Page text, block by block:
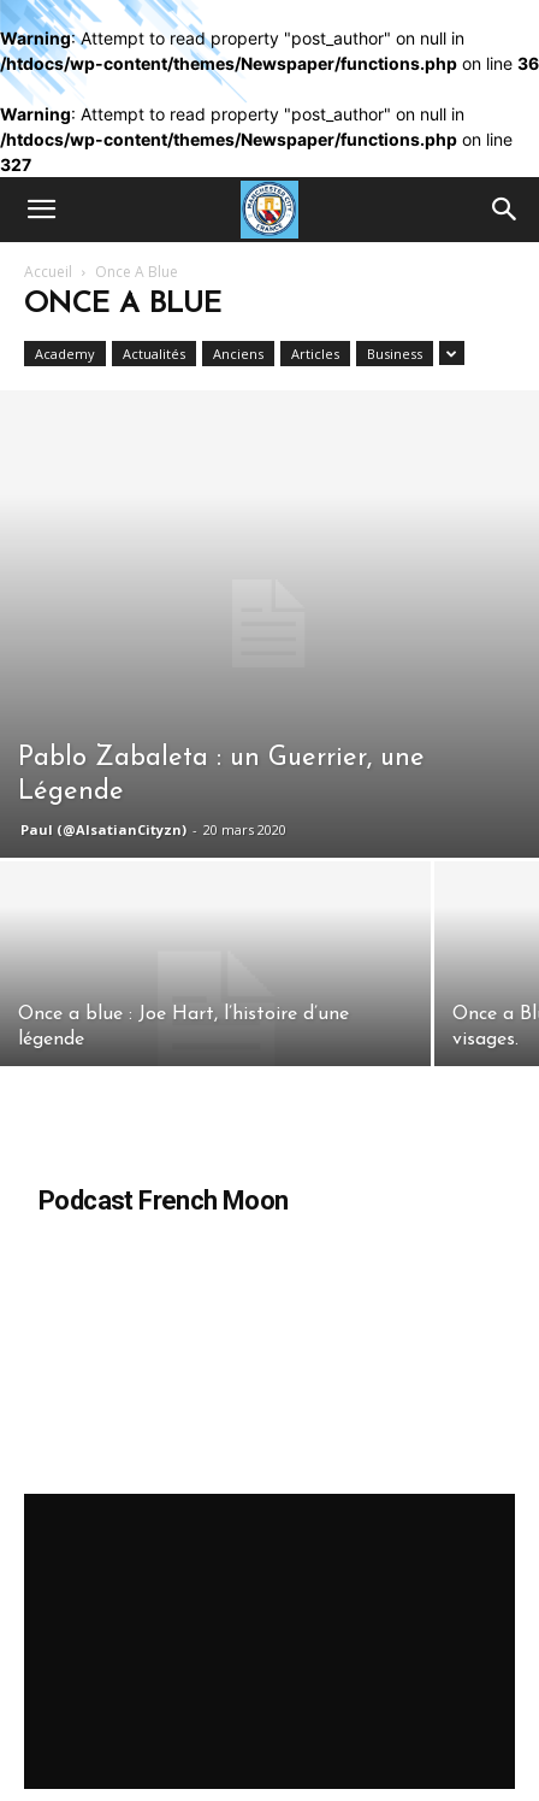
Warning: Attempt to read property "post_author" on null in
/htdocs/wp-content/themes/Newspaper/functions.php on line 36
Warning: Attempt to read property "post_author" on null in
/htdocs/wp-content/themes/Newspaper/functions.php on line
327
Accueil Once A Blue
ONCE A BLUE
Academy Actualités Anciens Articles Business
Pablo Zabaleta : un Guerrier, une
Légende
Paul (@AlsatianCityzn) - 20 mars 2020
Once a blue : Joe Hart, l’histoire d’une
légende
Once a
visages.
Podcast French Moon